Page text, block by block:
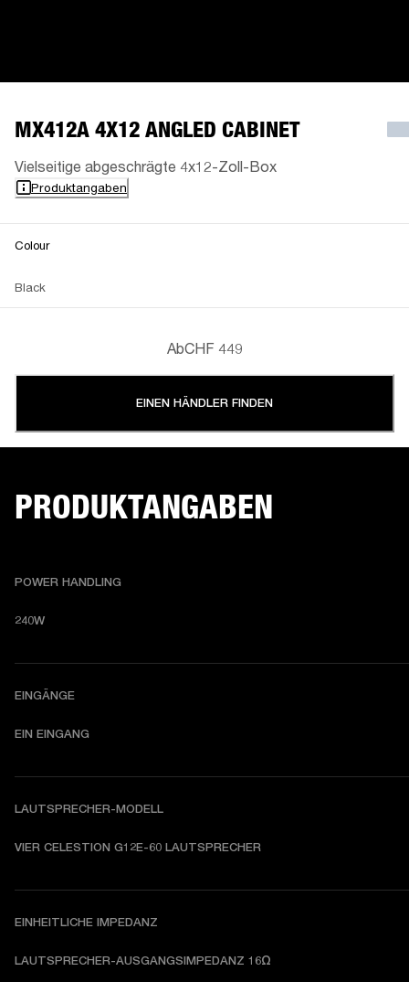
MX412A 4X12 ANGLED CABINET
Vielseitige abgeschrägte 4x12-Zoll-Box
Produktangaben
Colour
Black
AbCHF 449
EINEN HÄNDLER FINDEN
PRODUKTANGABEN
POWER HANDLING
240W
EINGÄNGE
EIN EINGANG
LAUTSPRECHER-MODELL
VIER CELESTION G12E-60 LAUTSPRECHER
EINHEITLICHE IMPEDANZ
LAUTSPRECHER-AUSGANGSIMPEDANZ 16Ω